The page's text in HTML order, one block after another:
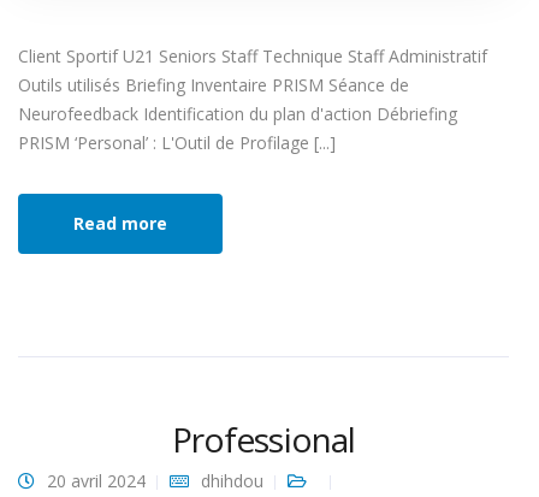
Client Sportif U21 Seniors Staff Technique Staff Administratif
Outils utilisés Briefing Inventaire PRISM Séance de
Neurofeedback Identification du plan d'action Débriefing
PRISM ‘Personal’ : L'Outil de Profilage [...]
Read more
Professional
20 avril 2024
dhihdou